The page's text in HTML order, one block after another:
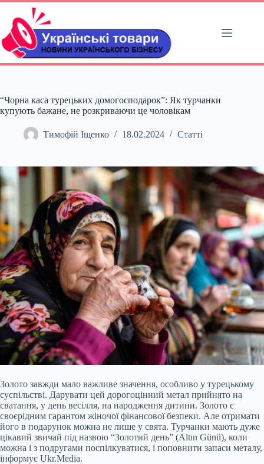
Перейти
вмісту
“Чорна каса турецьких домогосподарок”: Як турчанки
купують бажане, не розкриваючи це чоловікам
Тимофій Іщенко 18.02.2024 Статті
Золото завжди мало важливе значення, особливо у турецькому
суспільстві. Дарувати цей дорогоцінний метал прийнято на
сватання, у день весілля, на народження дитини. Золото є
своєрідним гарантом жіночої фінансової безпеки. Але отримати
його в подарунок можна не лише у свята. Турчанки мають дуже
цікавий звичай під назвою “Золотий день” (Altın Günü), коли
можна і з подругами поспілкуватися, і поповнити запаси металу,
інформує Ukr.Media.